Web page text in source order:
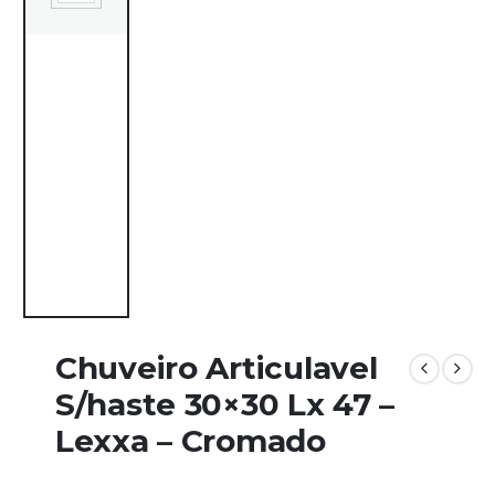
Chuveiro Articulavel
S/haste 30×30 Lx 47 –
Lexxa – Cromado